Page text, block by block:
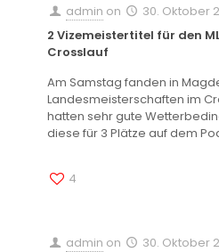
admin on
30. Oktober
2 Vizemeistertitel für den
Crosslauf
Am Samstag fanden in
Landesmeisterschaften im
hatten sehr gute
diese für 3 Plätze auf dem
4
admin on
30. Oktober